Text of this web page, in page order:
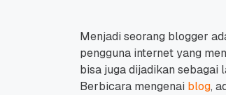
Menjadi seorang blogger
pengguna internet yang
bisa juga dijadikan sebagai
Berbicara mengenai blog,